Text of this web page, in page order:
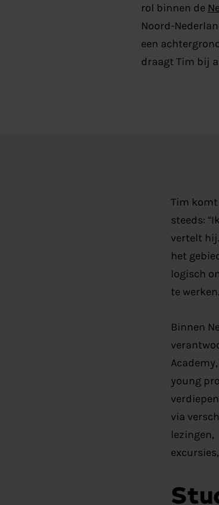
rol binnen de
Noord-
een
draagt Tim bij
Tim
steeds:
vertelt
het ge
logisch
te
Binnen
young
verdiepen
via
lezingen,
excursies,